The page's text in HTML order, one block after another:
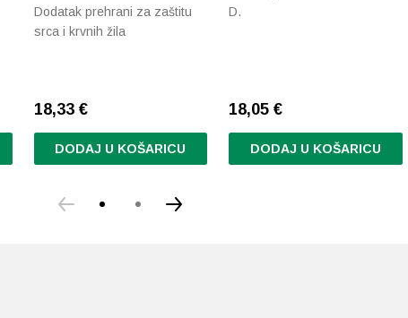
Dodatak prehrani za zaštitu
srca i krvnih žila
18,33 €
DODAJ U KOŠARICU
D.
18,05€
DODAJ U KOŠARICU